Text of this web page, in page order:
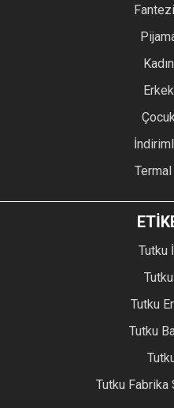
Tutku
Tutku
Tutku
Tutku Fabrika